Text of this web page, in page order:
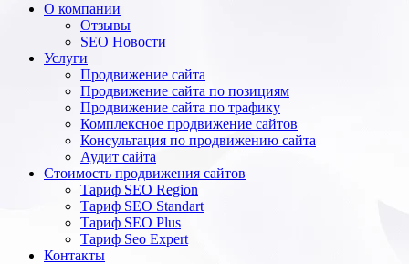
О компании
Отзывы
SEO Новости
Услуги
Продвижение сайта
Продвижение сайта по позициям
Продвижение сайта по трафику
Комплексное продвижение сайтов
Консультация по продвижению сайта
Аудит сайта
Стоимость продвижения сайтов
Тариф SEO Region
Тариф SEO Standart
Тариф SEO Plus
Тариф Seo Expert
Контакты